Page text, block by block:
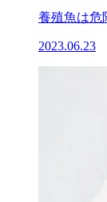
養殖魚は危
2023.06.23